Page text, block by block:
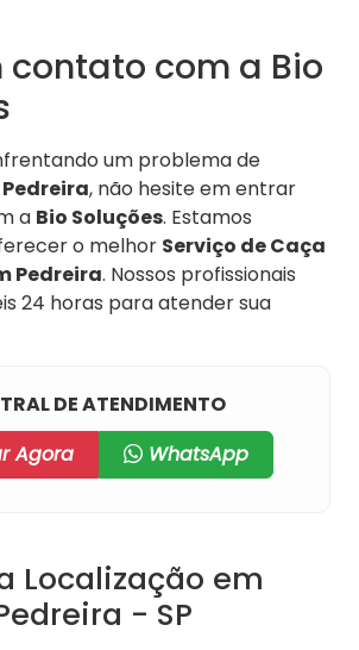
contato com a Bio
um problema de
Pedreira, não hesite em entrar
a Bio Soluções. Estamos
o melhor Serviço de Caça
Pedreira. Nossos profissionais
24 horas para atender sua
DE ATENDIMENTO
Agora
WhatsApp
Localização em
- SP